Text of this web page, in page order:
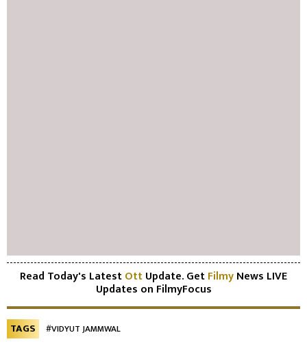
Read Today's LatestOttUpdate. GetFilmyNews LIVE
Updates on FilmyFocus
TAGS #VIDYUT JAMMWAL